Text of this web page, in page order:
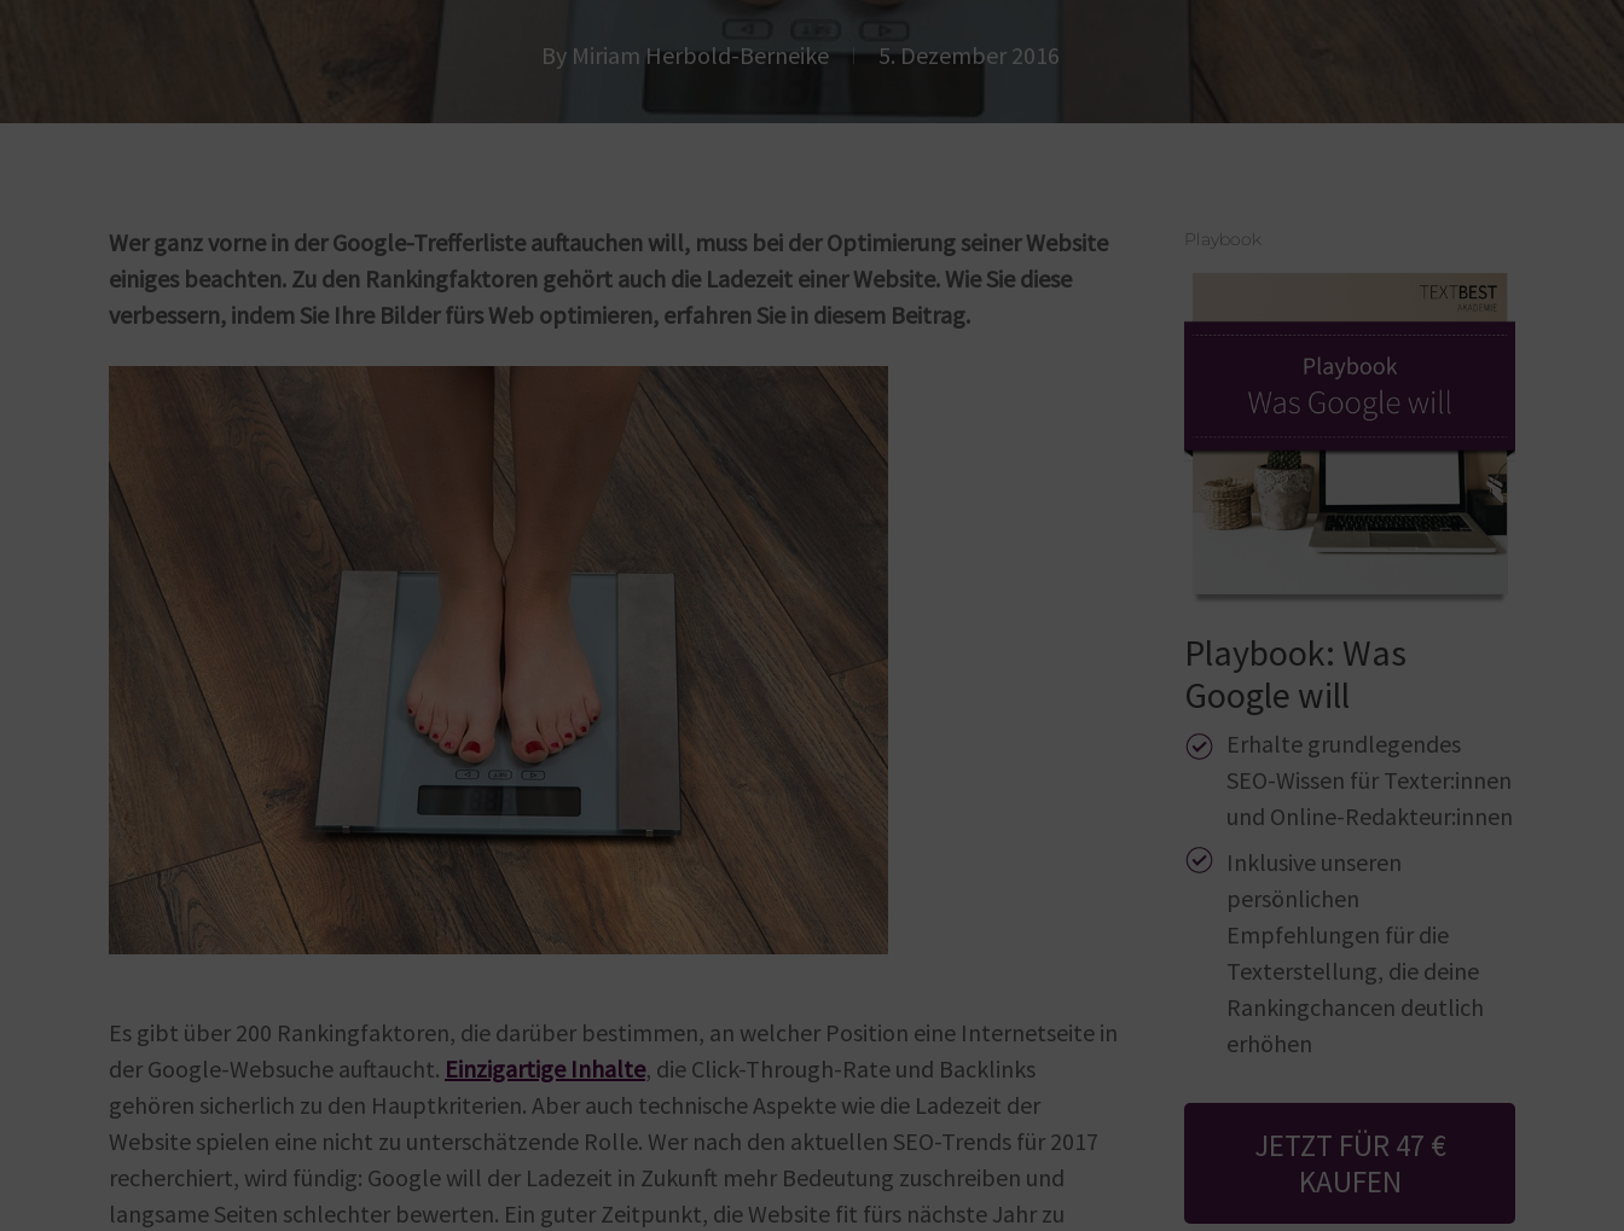
By Miriam Herbold-Berneike 5. Dezember 2016
Wer ganz vorne in der Google-Trefferliste auftauchen will, muss bei der Optimierung seiner Website
einiges beachten. Zu den Rankingfaktoren gehört auch die Ladezeit einer Website. Wie Sie diese
verbessern, indem Sie Ihre Bilder fürs Web optimieren, erfahren Sie in diesem Beitrag.
Es gibt über 200 Rankingfaktoren, die darüber bestimmen, an welcher Position eine Internetseite in
der Google-Websuche auftaucht. Einzigartige Inhalte, die Click-Through-Rate und Backlinks
gehören sicherlich zu den Hauptkriterien. Aber auch technische Aspekte wie die Ladezeit der
Website spielen eine nicht zu unterschätzende Rolle. Wer nach den aktuellen SEO-Trends für 2017
recherchiert, wird fündig: Google will der Ladezeit in Zukunft mehr Bedeutung zuschreiben und
langsame Seiten schlechter bewerten. Ein guter Zeitpunkt, die Website fit fürs nächste Jahr zu
Playbook
Playbook: Was
Google will
Erhalte grundlegendes
SEO-Wissen für Texter:innen
und Online-Redakteur:innen
Inklusive unseren
persönlichen
Empfehlungen für die
Texterstellung, die deine
Rankingchancen deutlich
erhöhen
JETZT FÜR 47 €
KAUFEN